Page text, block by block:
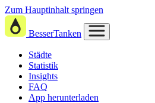
Zum Hauptinhalt springen
BesserTanken
Städte
Statistik
Insights
FAQ
App herunterladen